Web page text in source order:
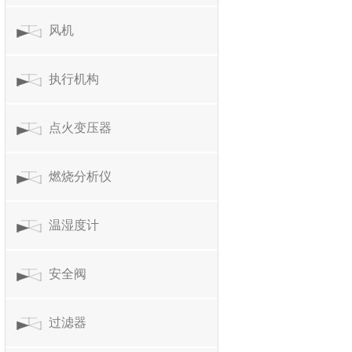
风机
执行机构
点火变压器
燃烧分析仪
温湿度计
安全阀
过滤器